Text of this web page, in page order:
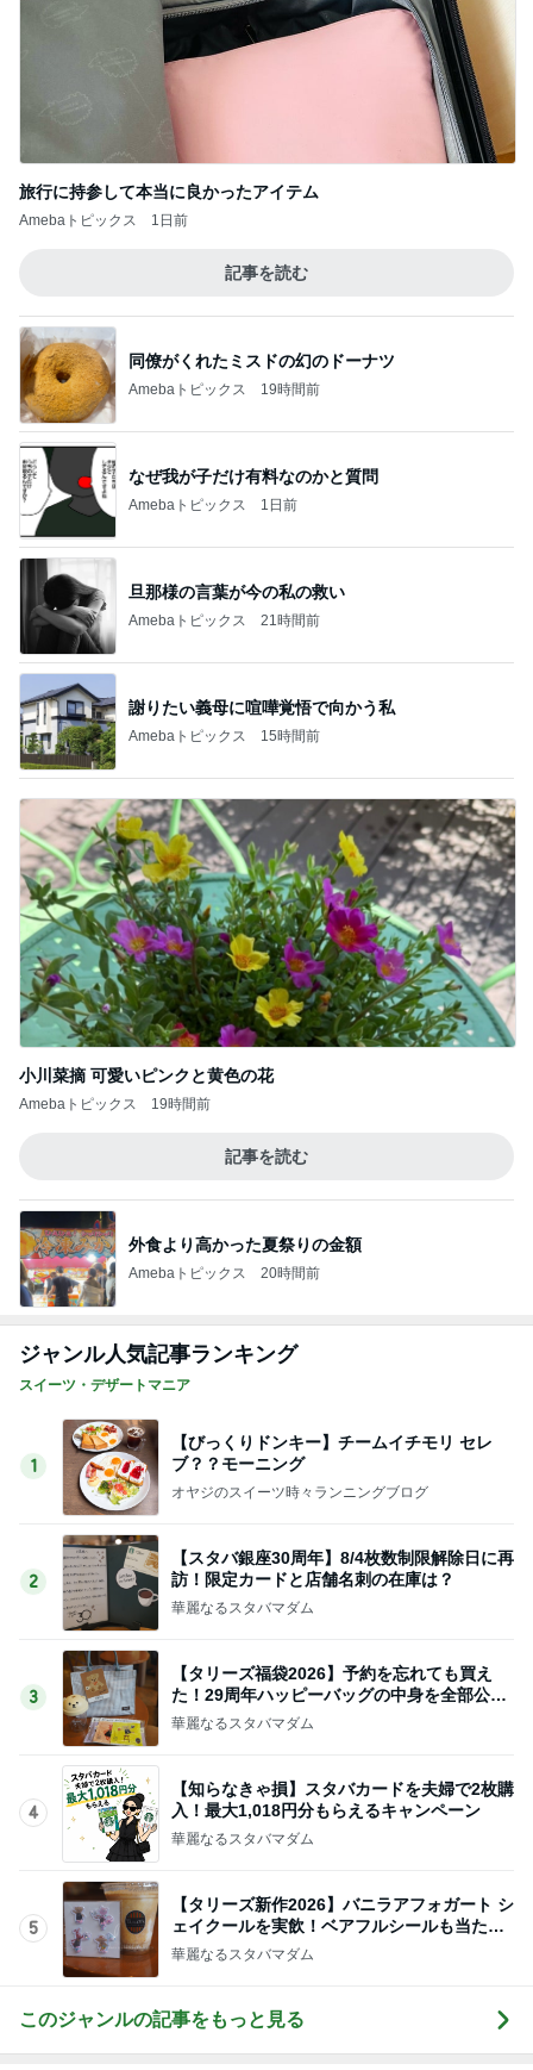
旅行に持参して本当に良かったアイテム
Amebaトピックス 1日前
記事を読む
同僚がくれたミスドの幻のドーナツ
Amebaトピックス 19時間前
なぜ我が子だけ有料なのかと質問
Amebaトピックス 1日前
旦那様の言葉が今の私の救い
Amebaトピックス 21時間前
謝りたい義母に喧嘩覚悟で向かう私
Amebaトピックス 15時間前
小川菜摘 可愛いピンクと黄色の花
Amebaトピックス 19時間前
記事を読む
外食より高かった夏祭りの金額
Amebaトピックス 20時間前
ジャンル人気記事ランキング
スイーツ・デザートマニア
1
【びっくりドンキー】チームイチモリ セレ
ブ？？モーニング
オヤジのスイーツ時々ランニングブログ
2
【スタバ銀座30周年】8/4枚数制限解除日に再
訪！限定カードと店舗名刺の在庫は？
華麗なるスタバマダム
3
【タリーズ福袋2026】予約を忘れても買え
た！29周年ハッピーバッグの中身を全部公開
8/5～
華麗なるスタバマダム
4
【知らなきゃ損】スタバカードを夫婦で2枚購
入！最大1,018円分もらえるキャンペーン
華麗なるスタバマダム
5
【タリーズ新作2026】バニラアフォガート シ
ェイクールを実飲！ベアフルシールも当たっ
た！
華麗なるスタバマダム
このジャンルの記事をもっと見る